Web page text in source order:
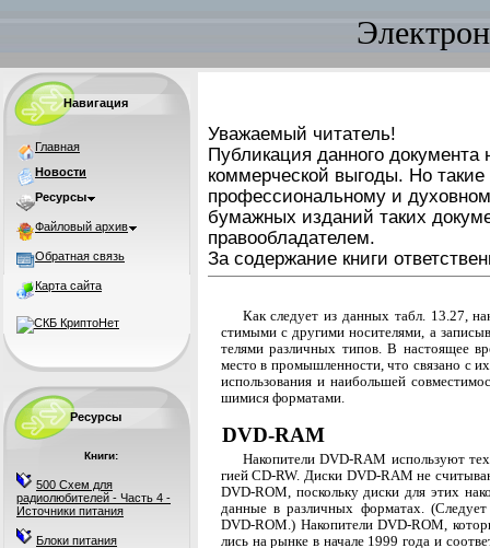
Навигация
Главная
Новости
Ресурсы
Файловый архив
Обратная связь
Карта сайта
Ресурсы
Книги:
500 Схем для
радиолюбителей - Часть 4 -
Источники питания
Блоки питания
Уважаемый читатель!
Публикация данного документа
коммерческой выгоды. Но
профессиональному и
бумажных изданий таких
правообладателем.
За содержание книги
Как следует из данных табл. 13.27,
стимыми с другими носителями, а
телями различных типов. В настоящее
место в промышленности, что связано с
использования и наибольшей
шимися форматами.
DVD-RAM
Накопители DVD-RAM используют
гией CD-RW. Диски DVD-RAM не
DVD-ROM, поскольку диски для этих
данные в различных форматах.
DVD-ROM.) Накопители DVD-ROM,
лись на рынке в начале 1999 года и